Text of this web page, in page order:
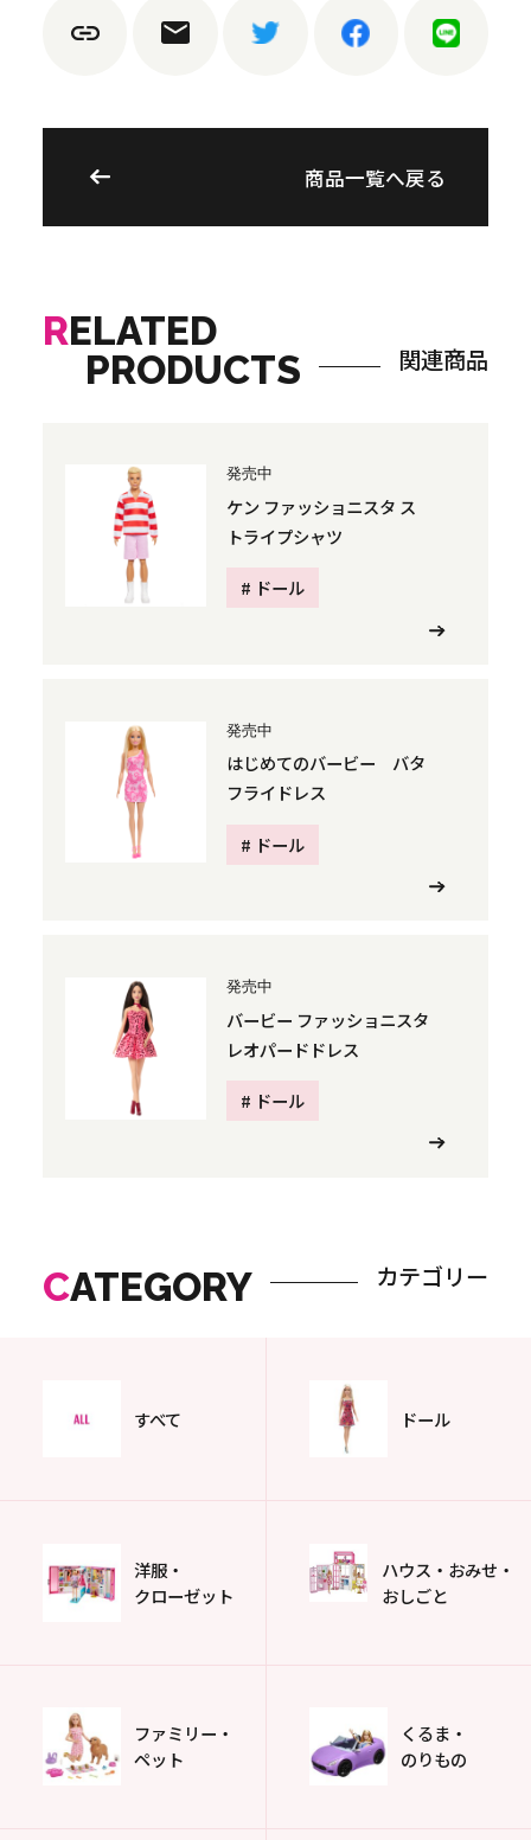
商品一覧へ戻る
RELATED
PRODUCTS
関連商品
発売中
ケン ファッショニスタ ス
トライプシャツ
# ドール
発売中
はじめてのバービー バタ
フライドレス
# ドール
発売中
バービー ファッショニスタ
レオパードドレス
# ドール
CATEGORY カテゴリー
すべて ドール
洋服・
クローゼット
ハウス・おみせ・
おしごと
ファミリー・
ペット
くるま・
のりもの